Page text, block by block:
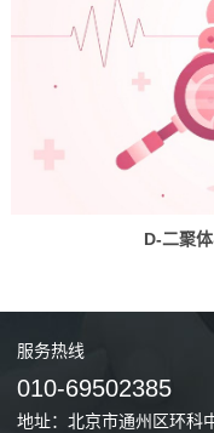
D-二聚
服务热线
010-69502385
地址：北京市通州区环科